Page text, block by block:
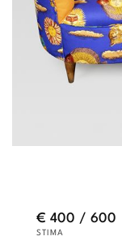
€ 400 / 600
STIMA